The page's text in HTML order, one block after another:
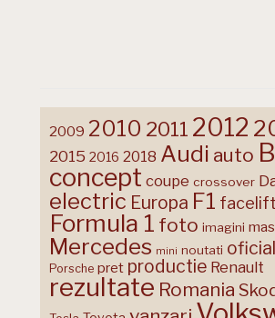
2009 2010 2011 2012
2015 2016 2018 Audi auto
concept coupe crossover
electric Europa F1 facelift
Formula 1 foto imagini
Mercedes mini noutati oficial
Porsche pret productie Renault
rezultate Romania